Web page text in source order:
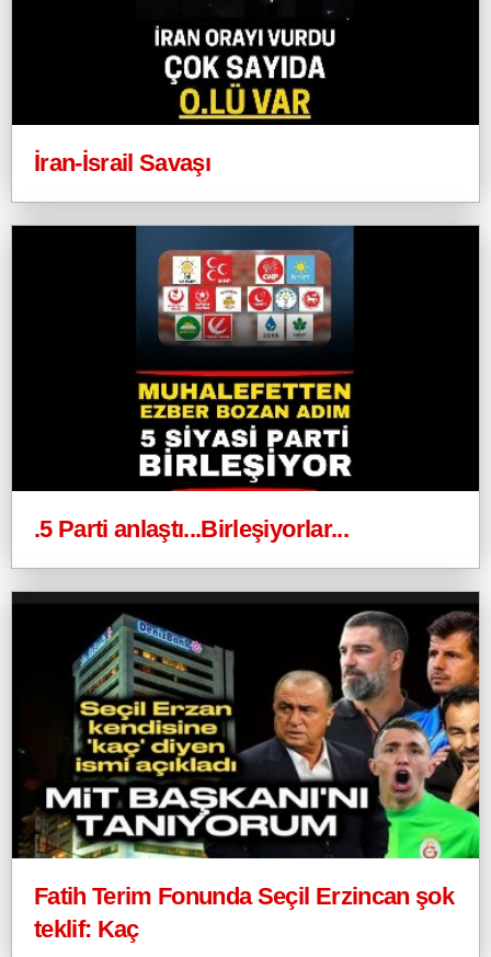
İran-İsrail Savaşı
.5 Parti anlaştı...Birleşiyorlar...
Fatih Terim Fonunda Seçil Erzincan şok
teklif: Kaç